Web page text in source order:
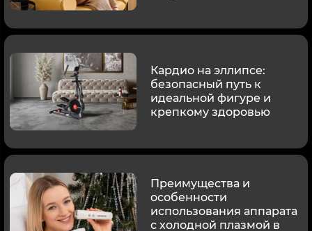
Кардио на эллипсе:
безопасный путь к
идеальной фигуре и
крепкому здоровью
Преимущества и
особенности
использования аппарата
с холодной плазмой в